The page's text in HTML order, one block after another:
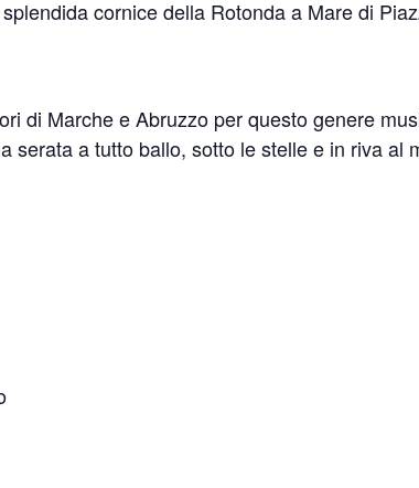
cornice della Rotonda a Mare di
di Marche e Abruzzo per questo genere
serata a tutto ballo, sotto le stelle e in riva al